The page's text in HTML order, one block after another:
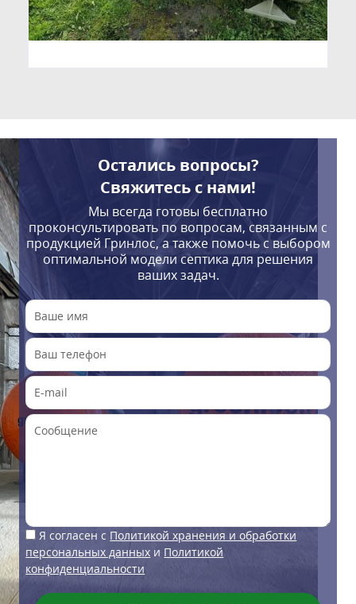
Остались вопросы?
Свяжитесь с нами!
Мы всегда готовы бесплатно
проконсультировать по вопросам, связанным с
продукцией Гринлос, а также помочь с выбором
оптимальной модели септика для решения
ваших задач.
Я согласен с Политикой хранения и обработки
персональных данных и Политикой
конфиденциальности